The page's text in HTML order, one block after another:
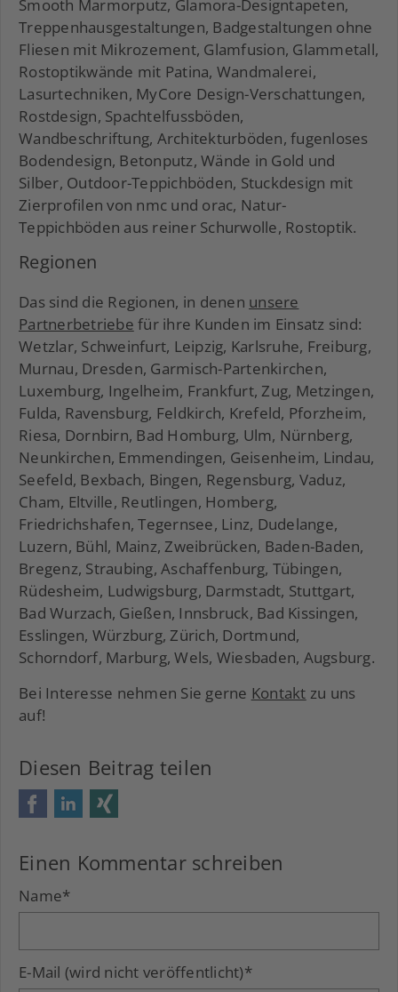
Smooth Marmorputz, Glamora-Designtapeten,
Treppenhausgestaltungen, Badgestaltungen ohne
Fliesen mit Mikrozement, Glamfusion, Glammetall,
Rostoptikwände mit Patina, Wandmalerei,
Lasurtechniken, MyCore Design-Verschattungen,
Rostdesign, Spachtelfussböden,
Wandbeschriftung, Architekturböden, fugenloses
Bodendesign, Betonputz, Wände in Gold und
Silber, Outdoor-Teppichböden, Stuckdesign mit
Zierprofilen von nmc und orac, Natur-
Teppichböden aus reiner Schurwolle, Rostoptik.
Regionen
Das sind die Regionen, in denen unsere
Partnerbetriebe für ihre Kunden im Einsatz sind:
Wetzlar, Schweinfurt, Leipzig, Karlsruhe, Freiburg,
Murnau, Dresden, Garmisch-Partenkirchen,
Luxemburg, Ingelheim, Frankfurt, Zug, Metzingen,
Fulda, Ravensburg, Feldkirch, Krefeld, Pforzheim,
Riesa, Dornbirn, Bad Homburg, Ulm, Nürnberg,
Neunkirchen, Emmendingen, Geisenheim, Lindau,
Seefeld, Bexbach, Bingen, Regensburg, Vaduz,
Cham, Eltville, Reutlingen, Homberg,
Friedrichshafen, Tegernsee, Linz, Dudelange,
Luzern, Bühl, Mainz, Zweibrücken, Baden-Baden,
Bregenz, Straubing, Aschaffenburg, Tübingen,
Rüdesheim, Ludwigsburg, Darmstadt, Stuttgart,
Bad Wurzach, Gießen, Innsbruck, Bad Kissingen,
Esslingen, Würzburg, Zürich, Dortmund,
Schorndorf, Marburg, Wels, Wiesbaden, Augsburg.
Bei Interesse nehmen Sie gerne Kontakt zu uns
auf!
Diesen Beitrag teilen
FacebookLinkedIn
Einen Kommentar schreiben
Name*
E-Mail (wird nicht veröffentlicht)*